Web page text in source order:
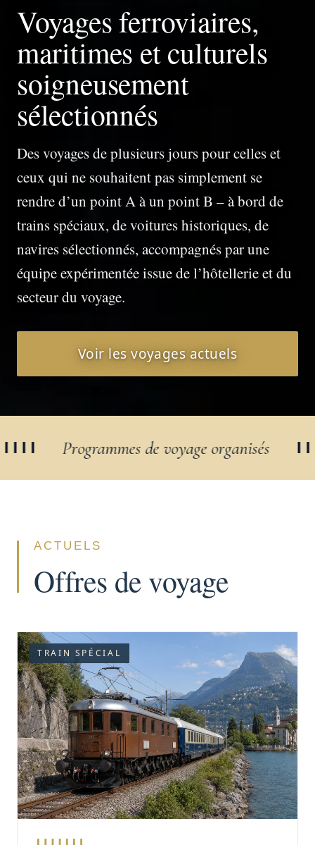
Voyages ferroviaires,
maritimes et culturels
soigneusement
sélectionnés
Des voyages de plusieurs jours pour celles et
ceux qui ne souhaitent pas simplement se
rendre d’un point A à un point B – à bord de
trains spéciaux, de voitures historiques, de
navires sélectionnés, accompagnés par une
équipe expérimentée issue de l’hôtellerie et du
secteur du voyage.
Voir les voyages actuels
de voyage organisés
ACTUELS
Offres de voyage
TRAIN SPÉCIAL